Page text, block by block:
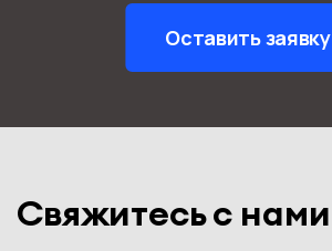
Оставить заявку
Свяжитесь с нами